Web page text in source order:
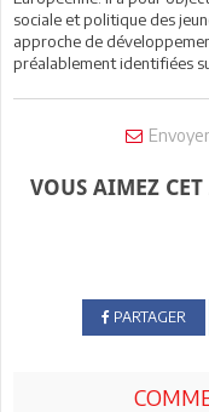
sociale et politique des
approche de
préalablement identifiées
VOUS AIMEZ CET
PARTAGER